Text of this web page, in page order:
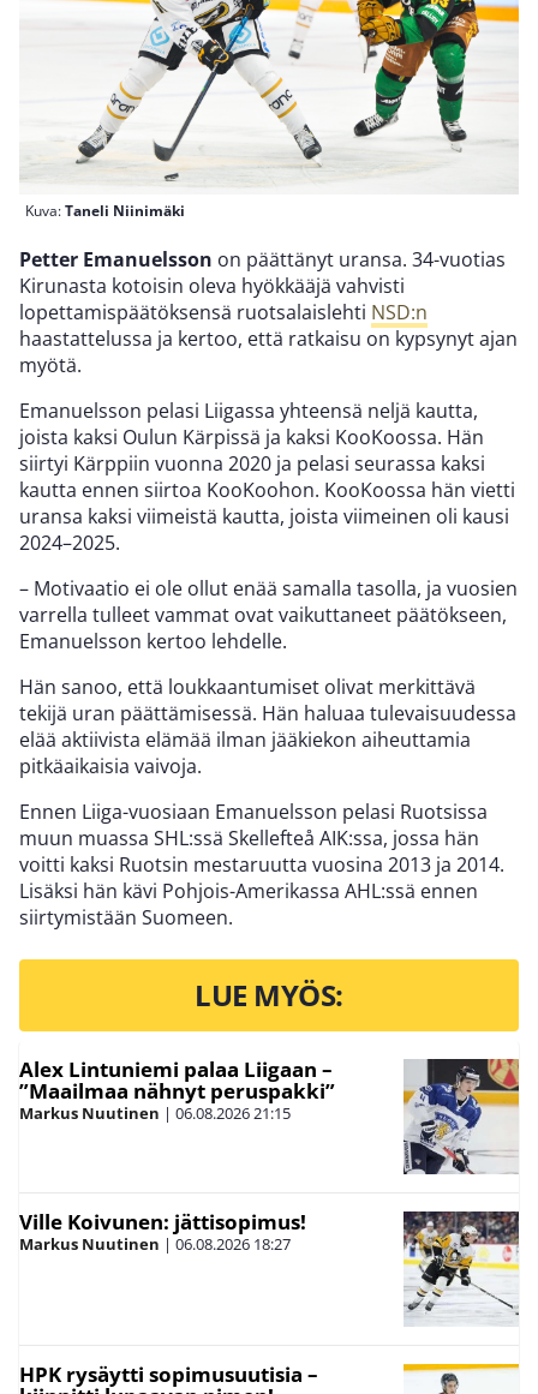
Kuva:Taneli Niinimäki
Petter Emanuelsson on päättänyt uransa. 34-vuotias
Kirunasta kotoisin oleva hyökkääjä vahvisti
lopettamispäätöksensä ruotsalaislehti NSD:n
haastattelussa ja kertoo, että ratkaisu on kypsynyt ajan
myötä.
Emanuelsson pelasi Liigassa yhteensä neljä kautta,
joista kaksi Oulun Kärpissä ja kaksi KooKoossa. Hän
siirtyi Kärppiin vuonna 2020 ja pelasi seurassa kaksi
kautta ennen siirtoa KooKoohon. KooKoossa hän vietti
uransa kaksi viimeistä kautta, joista viimeinen oli kausi
2024–2025.
– Motivaatio ei ole ollut enää samalla tasolla, ja vuosien
varrella tulleet vammat ovat vaikuttaneet päätökseen,
Emanuelsson kertoo lehdelle.
Hän sanoo, että loukkaantumiset olivat merkittävä
tekijä uran päättämisessä. Hän haluaa tulevaisuudessa
elää aktiivista elämää ilman jääkiekon aiheuttamia
pitkäaikaisia vaivoja.
Ennen Liiga-vuosiaan Emanuelsson pelasi Ruotsissa
muun muassa SHL:ssä Skellefteå AIK:ssa, jossa hän
voitti kaksi Ruotsin mestaruutta vuosina 2013 ja 2014.
Lisäksi hän kävi Pohjois-Amerikassa AHL:ssä ennen
siirtymistään Suomeen.
LUE MYÖS:
Alex Lintuniemi palaa Liigaan –
”Maailmaa nähnyt peruspakki”
Markus Nuutinen | 06.08.202621:15
Ville Koivunen: jättisopimus!
Markus Nuutinen | 06.08.2026 18:27
HPK rysäytti sopimusuutisia –